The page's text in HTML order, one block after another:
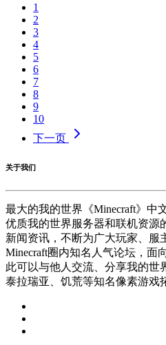
1
2
3
4
5
6
7
8
9
10
下一页
关于我们
最大的我的世界《Minecraft》中
优质我的世界服务器和联机资源
新闻资讯，不断为广大玩家、服
Minecraft圈内知名人气论坛，面
此可以与他人交流、分享我的世
泰拉瑞亚、饥荒等知名像素游戏